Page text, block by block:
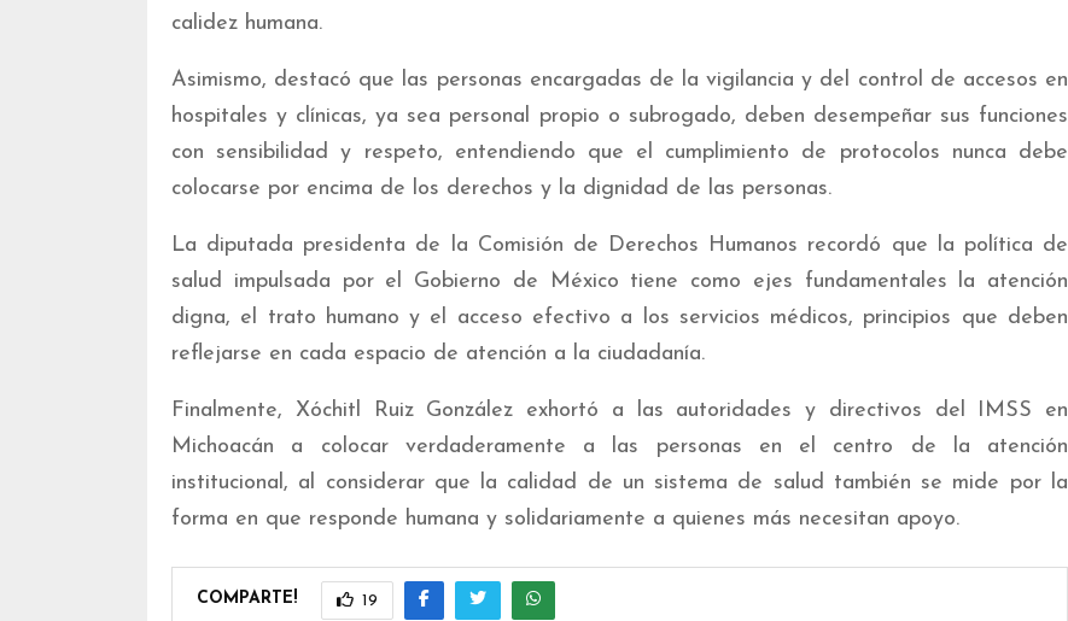
calidez humana.
Asimismo, destacó que las personas encargadas de la vigilancia y del control de accesos en
hospitales y clínicas, ya sea personal propio o subrogado, deben desempeñar sus funciones
con sensibilidad y respeto, entendiendo que el cumplimiento de protocolos nunca debe
colocarse por encima de los derechos y la dignidad de las personas.
La diputada presidenta de la Comisión de Derechos Humanos recordó que la política de
salud impulsada por el Gobierno de México tiene como ejes fundamentales la atención
digna, el trato humano y el acceso efectivo a los servicios médicos, principios que deben
reflejarse en cada espacio de atención a la ciudadanía.
Finalmente, Xóchitl Ruiz González exhortó a las autoridades y directivos del IMSS en
Michoacán a colocar verdaderamente a las personas en el centro de la atención
institucional, al considerar que la calidad de un sistema de salud también se mide por la
forma en que responde humana y solidariamente a quienes más necesitan apoyo.
COMPARTE! 19